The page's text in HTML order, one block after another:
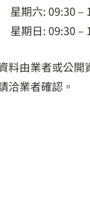
星期六: 09:30 –
星期日: 09:30 –
料由業者或公
洽業者確認。